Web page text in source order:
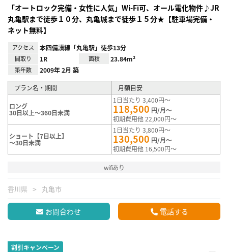
「オートロック完備・女性に人気」Wi-Fi可、オール電化物件♪JR
丸亀駅まで徒歩１０分、丸亀城まで徒歩１５分★【駐車場完備・
ネット無料】
アクセス 本四備讃線「丸亀駅」徒歩13分
間取り 1R 面積 23.84m²
築年数 2009年 2月 築
プラン名・期間 月額目安
ロング
30日以上～360日未満
1日当たり 3,400円～
118,500 円/月～
初期費用他 22,000円～
ショート【7日以上】
～30日未満
1日当たり 3,800円～
130,500 円/月～
初期費用他 16,500円～
wifiあり
香川県 丸亀市
お問合わせ 電話する
割引キャンペーン